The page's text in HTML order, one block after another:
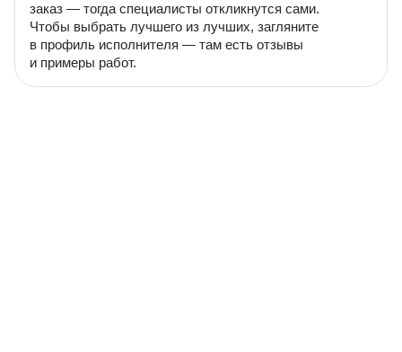
заказ — тогда специалисты откликнутся сами.
Чтобы выбрать лучшего из лучших, загляните
в профиль исполнителя — там есть отзывы
и примеры работ.